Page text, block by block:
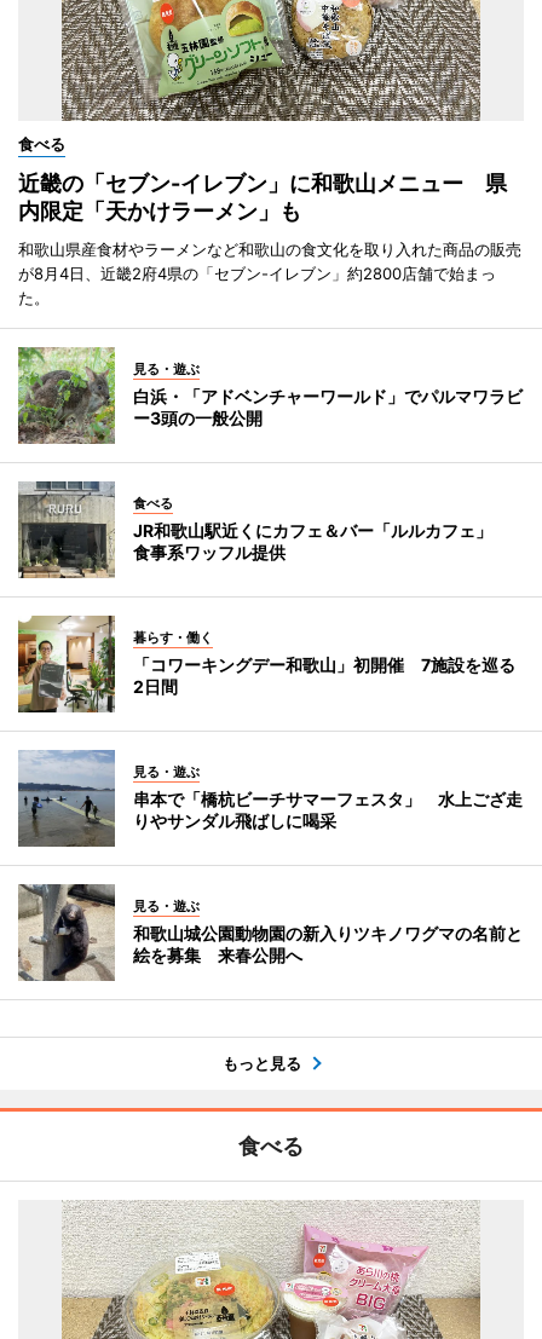
食べる
近畿の「セブン-イレブン」に和歌山メニュー 県
内限定「天かけラーメン」も
和歌山県産食材やラーメンなど和歌山の食文化を取り入れた商品の販売
が8月4日、近畿2府4県の「セブン-イレブン」約2800店舗で始まっ
た。
見る・遊ぶ
白浜・「アドベンチャーワールド」でパルマワラビ
ー3頭の一般公開
食べる
JR和歌山駅近くにカフェ＆バー「ルルカフェ」
食事系ワッフル提供
暮らす・働く
「コワーキングデー和歌山」初開催 7施設を巡る
2日間
見る・遊ぶ
串本で「橋杭ビーチサマーフェスタ」 水上ござ走
りやサンダル飛ばしに喝采
見る・遊ぶ
和歌山城公園動物園の新入りツキノワグマの名前と
絵を募集 来春公開へ
もっと見る
食べる